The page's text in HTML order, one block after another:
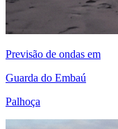
Previsão de ondas em
Guarda do Embaú
Palhoça